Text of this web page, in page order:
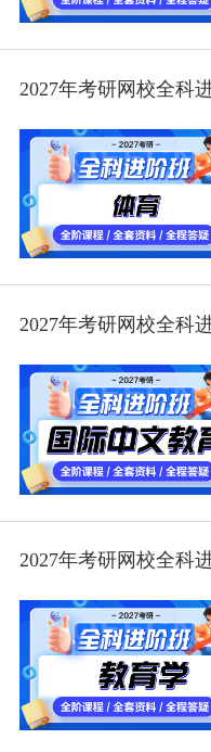
2027年考研网校全科
2027年考研网校全科
2027年考研网校全科